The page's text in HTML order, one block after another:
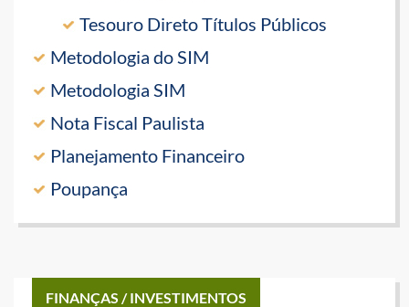
Tesouro Direto Títulos Públicos
Metodologia do SIM
Metodologia SIM
Nota Fiscal Paulista
Planejamento Financeiro
Poupança
FINANÇAS / INVESTIMENTOS